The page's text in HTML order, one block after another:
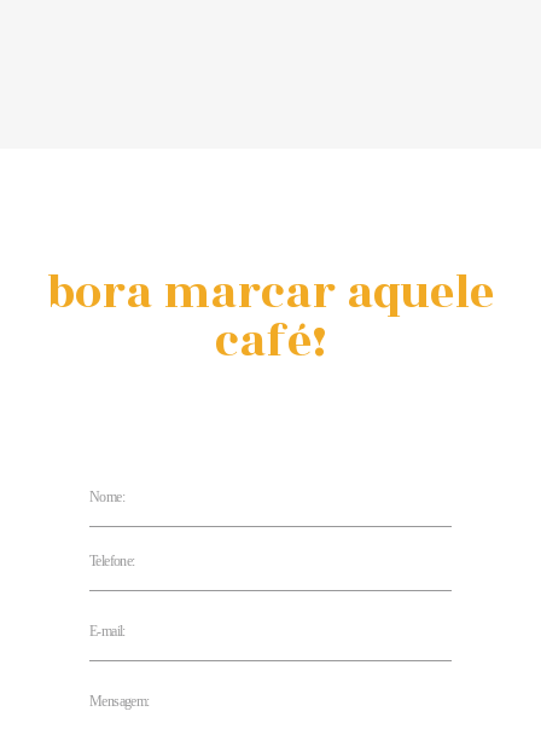
bora marcar aquele
café!